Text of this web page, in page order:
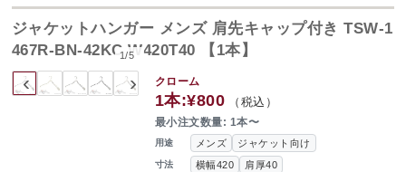
‹ ›
1/5
ジャケットハンガー メンズ 肩先キャップ付き TSW-1
467R-BN-42KC W420T40 【1本】
用途 メンズ ジャケット向け
寸法 横幅420 肩厚40
クローム
1本:¥800 （税込）
最小注文数量: 1本〜